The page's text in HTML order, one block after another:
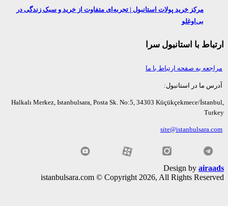
مرکز خرید پولات استانبول | تجربه‌ای متفاوت از خرید و سبک زندگی در
بی‌اوغلو
با استانبول سرا
به صفحه ارتباط با ما
ما در استانبول:
Halkalı Merkez, Istanbulsara, Posta Sk. No:5, 34303 Küçükçekmece/
Design by
istanbulsara.com © Copyright 2026, All Rights